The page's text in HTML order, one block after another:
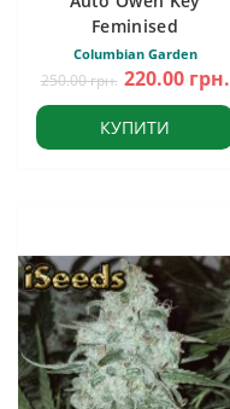
Feminised
Columbian Garden
250.00 грн. 220.00 грн.
КУПИТИ